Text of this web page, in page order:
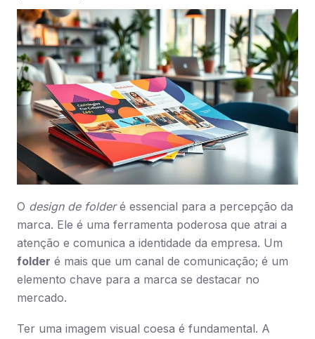
O design de folderé essencial para a percepção da
marca. Ele é uma ferramenta poderosa que atrai a
atenção e comunica a identidade da empresa. Um
folder é mais que um canal de comunicação; é um
elemento chave para a marca se destacar no
mercado.
Ter uma imagem visual coesa é fundamental. A